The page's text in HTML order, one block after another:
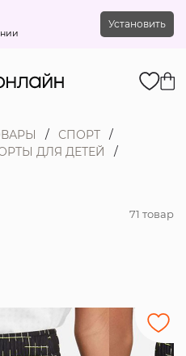
Установить
СПОРТ
ДЛЯ ДЕТЕЙ
71 товар